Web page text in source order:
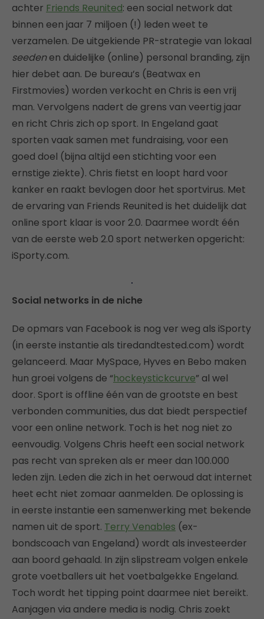
achter Friends Reunited: een social network dat
binnen een jaar 7 miljoen (!) leden weet te
verzamelen. De uitgekiende PR-strategie van lokaal
seedenen duidelijke (online) personal branding, zijn
hier debet aan. De bureau’s (Beatwax en
Firstmovies) worden verkocht en Chris is een vrij
man. Vervolgens nadert de grens van veertig jaar
en richt Chris zich op sport. In Engeland gaat
sporten vaak samen met fundraising, voor een
goed doel (bijna altijd een stichting voor een
ernstige ziekte). Chris fietst en loopt hard voor
kanker en raakt bevlogen door het sportvirus. Met
de ervaring van Friends Reunited is het duidelijk dat
online sport klaar is voor 2.0. Daarmee wordt één
van de eerste web 2.0 sport netwerken opgericht:
iSporty.com.
Social networks in de niche
De opmars van Facebook is nog ver weg als iSporty
(in eerste instantie als tiredandtested.com) wordt
gelanceerd. Maar MySpace, Hyves en Bebo maken
hun groei volgens de “hockeystickcurve” al wel
door. Sport is offline één van de grootste en best
verbonden communities, dus dat biedt perspectief
voor een online network. Toch is het nog niet zo
eenvoudig. Volgens Chris heeft een social network
pas recht van spreken als er meer dan 100.000
leden zijn. Leden die zich in het oerwoud dat internet
heet echt niet zomaar aanmelden. De oplossing is
in eerste instantie een samenwerking met bekende
namen uit de sport. Terry Venables (ex-
bondscoach van Engeland) wordt als investeerder
aan boord gehaald. In zijn slipstream volgen enkele
grote voetballers uit het voetbalgekke Engeland.
Toch wordt het tipping point daarmee niet bereikt.
Aanjagen via andere media is nodig. Chris zoekt